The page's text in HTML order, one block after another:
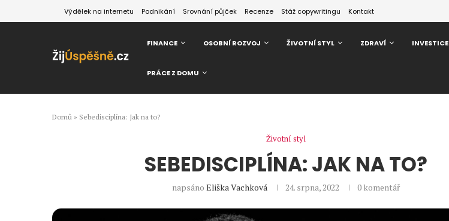
Výdělek na internetu Podnikání Srovnání půjček Recenze Stáž copywritingu Kontakt
FINANCE OSOBNÍ ROZVOJ ŽIVOTNÍ STYL ZDRAVÍ INVESTICE
PRÁCE Z DOMU
Domů » Sebedisciplína: Jak na to?
Životní styl
SEBEDISCIPLÍNA: JAK NA TO?
napsáno Eliška Vachková 24. srpna, 2022 0 komentář